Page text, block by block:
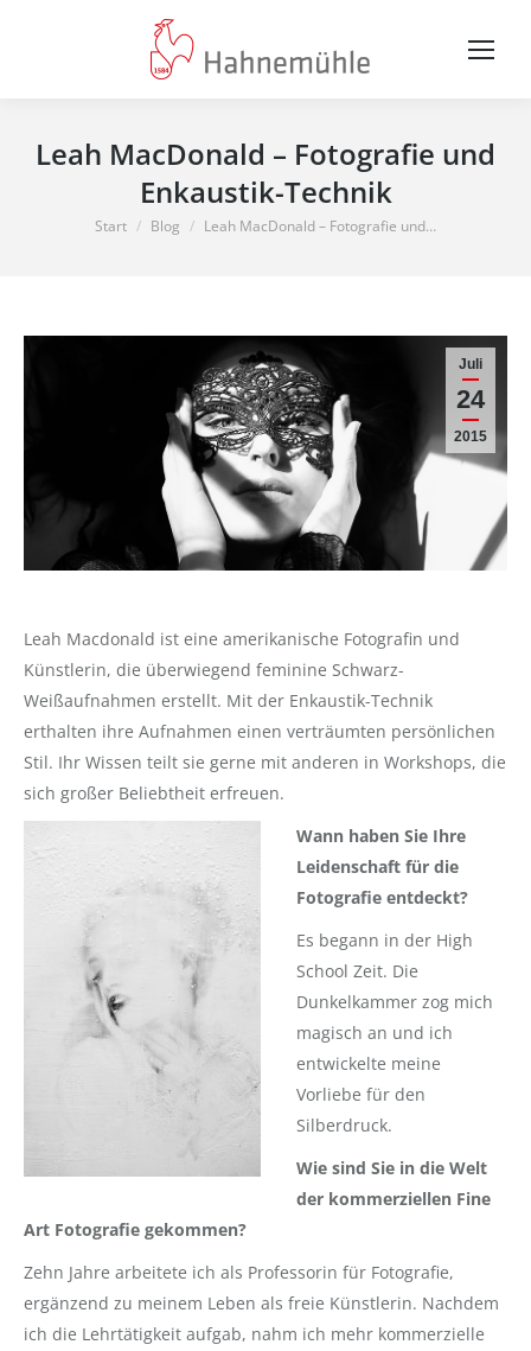
Leah MacDonald – Fotografie und
Enkaustik-Technik
Sie befinden sich hier:
Start Blog Leah MacDonald – Fotografie und…
Juli
24
2015
Leah Macdonald ist eine amerikanische Fotografin und
Künstlerin, die überwiegend feminine Schwarz-
Weißaufnahmen erstellt. Mit der Enkaustik-Technik
erthalten ihre Aufnahmen einen verträumten persönlichen
Stil. Ihr Wissen teilt sie gerne mit anderen in Workshops, die
sich großer Beliebtheit erfreuen.
Wann haben Sie Ihre
Leidenschaft für die
Fotografie entdeckt?
Es begann in der High
School Zeit. Die
Dunkelkammer zog mich
magisch an und ich
entwickelte meine
Vorliebe für den
Silberdruck.
Wie sind Sie in die Welt
der kommerziellen Fine
Art Fotografie gekommen?
Zehn Jahre arbeitete ich als Professorin für Fotografie,
ergänzend zu meinem Leben als freie Künstlerin. Nachdem
ich die Lehrtätigkeit aufgab, nahm ich mehr kommerzielle